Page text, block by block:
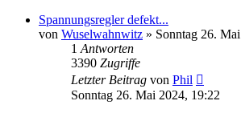
Spannungsregler defekt...
von Wuselwahnwitz » Sonntag 26.
1 Antworten
3390 Zugriffe
Letzter Beitrag von Phil
Sonntag 26. Mai 2024, 19:22